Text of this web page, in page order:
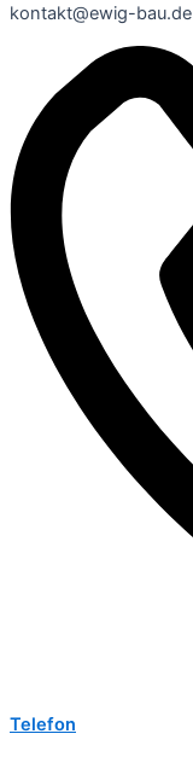
kontakt@ewig-bau.de
Telefon